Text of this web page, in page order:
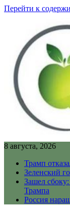
Перейти к
8 августа, 2026
Трамп
Зеленский
Зашел
Трампа
Россия